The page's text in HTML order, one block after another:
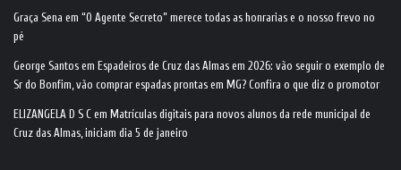
Graça Sena em “O Agente Secreto” merece todas as honrarias e o nosso frevo no
pé
George Santos em Espadeiros de Cruz das Almas em 2026: vão seguir o exemplo de
Sr do Bonfim, vão comprar espadas prontas em MG? Confira o que diz o promotor
ELIZANGELA D S C em Matrículas digitais para novos alunos da rede municipal de
Cruz das Almas, iniciam dia 5 de janeiro